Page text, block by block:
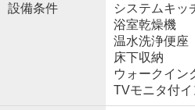
設備条件
システムキッ
浴室乾燥機
温水洗浄便座
床下収納
ウォークイン
TVモニタ付